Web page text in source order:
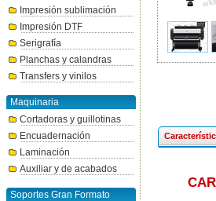
Impresión sublimación
Impresión DTF
Serigrafía
Planchas y calandras
Transfers y vinilos
Maquinaria
Cortadoras y guillotinas
Encuadernación
Laminación
Auxiliar y de acabados
Soportes Gran Formato